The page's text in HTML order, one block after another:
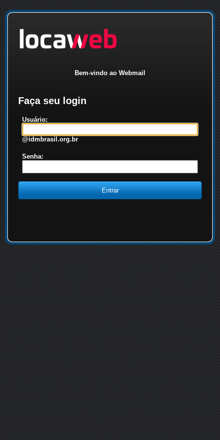
Bem-vindo ao Webmail
Faça seu login
Usuário:
@idmbrasil.org.br
Senha: